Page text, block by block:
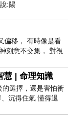
:陽
偏移， 有時像是看
刻意不交集， 對視
慧 | 命理知識
選擇，還是害怕衝
沉得住氣 懂得退